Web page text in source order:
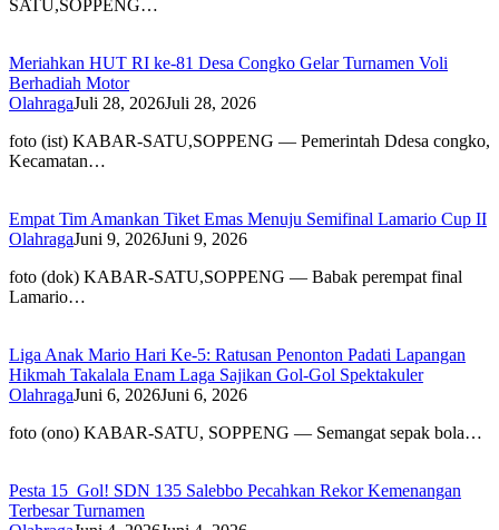
SATU,SOPPENG…
Meriahkan HUT RI ke-81 Desa Congko Gelar Turnamen Voli
Berhadiah Motor
OlahragaJuli 28, 2026Juli 28, 2026
foto (ist) KABAR-SATU,SOPPENG — Pemerintah Ddesa congko,
Kecamatan…
Empat Tim Amankan Tiket Emas Menuju Semifinal Lamario Cup II
OlahragaJuni 9, 2026Juni 9, 2026
foto (dok) KABAR-SATU,SOPPENG — Babak perempat final
Lamario…
Liga Anak Mario Hari Ke-5: Ratusan Penonton Padati Lapangan
Hikmah Takalala Enam Laga Sajikan Gol-Gol Spektakuler
OlahragaJuni 6, 2026Juni 6, 2026
foto (ono) KABAR-SATU, SOPPENG — Semangat sepak bola…
Pesta 15 Gol! SDN 135 Salebbo Pecahkan Rekor Kemenangan
Terbesar Turnamen